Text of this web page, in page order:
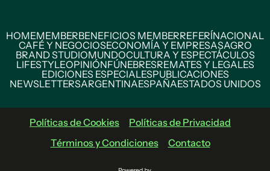
HOMEMEMBERBENEFICIOS MEMBERREFERÍNACIONAL
CAFÉ Y NEGOCIOSECONOMÍA Y EMPRESASAGRO
BRAND STUDIOMUNDOCULTURA Y ESPECTÁCULOS
LIFESTYLEOPINIÓNFÚNEBRESREMATES Y LEGALES
EDICIONES ESPECIALESPUBLICACIONES
NEWSLETTERSARGENTINAESPAÑAESTADOS UNIDOS
Políticas de Cookies
Políticas de Privacidad
Términos y Condiciones
Contacto